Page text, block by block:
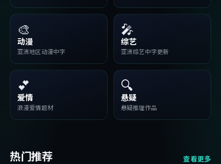
🎨
动漫
亚洲地区动漫中字
🎤
综艺
亚洲综艺中字更新
💕
爱情
浪漫爱情题材
🔍
悬疑
悬疑推理作品
热门推荐 查看更多